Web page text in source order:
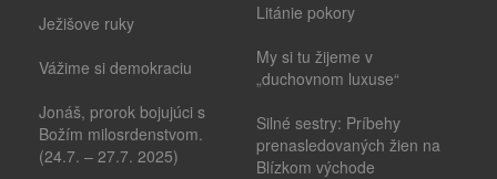
Ježišove ruky
Vážime si demokraciu
Jonáš, prorok bojujúci s
Božím milosrdenstvom.
(24.7. – 27.7. 2025)
Litánie pokory
My si tu žijeme v
„duchovnom luxuse“
Silné sestry: Príbehy
prenasledovaných žien na
Blízkom východe